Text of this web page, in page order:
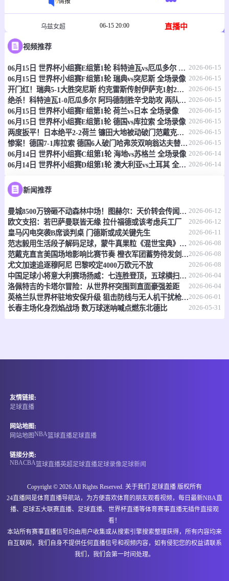
乌兹女超 06-15 20:00 直播中
塔什干火车头女足
情报
乌兹职联 06-15 20:30 直播中
费尔干纳FA 0 - 0 哈沃尔罕
情报
坦桑超 06-15 21:00 即将开始
福斯特FC
情报
坦桑超 06-15 21:00 即将开始
福斯特FC 0 - 0 科斯塔尔
情报
坦桑超 06-15 21:00 即将开始
阿达玛市
情报
06-15 21:00
斯塔德马利 0 - 0 马穆图凯恩中心
视频推荐
06月15日 世界杯小组赛E组第1轮 科特迪瓦vs厄瓜多尔 全场录像 2026-06-15
06月15日 世界杯小组赛F组第1轮 瑞典vs突尼斯 全场录像 2026-06-15
开门红！瑞典5-1大胜突尼斯 约克雷斯传射伊萨克1射2传阿亚里双响 2026-06-15
绝杀！科特迪瓦1-0厄瓜多尔 阿玛德制胜辛戈助攻 两队4中门框 2026-06-15
06月15日 世界杯小组赛F组第1轮 荷兰vs日本 全场录像 2026-06-15
06月15日 世界杯小组赛E组第1轮 德国vs库拉索 全场录像 2026-06-15
两度扳平！日本绝平2-2荷兰 镰田大地被动破门范戴克世界杯首球 2026-06-15
惨案！德国7-1库拉索 德国6人破门哈弗茨双响翁达夫替补1射2传 2026-06-15
06月14日 世界杯小组赛C组第1轮 海地vs苏格兰 全场录像 2026-06-14
06月14日 世界杯小组赛D组第1轮 澳大利亚vs土耳其 全场录像 2026-06-14
新闻推荐
曼城8500万镑砸不动森林中场！图赫尔：天价转会传闻反倒成了安德森的兴奋剂 2026-06-12
欧文支招：若巴萨曼联皆无缘 拉什福德或该考虑兵工厂 2026-06-12
皇马闪电突袭B席谈判桌 门德斯或成关键先生 2026-06-11
范志毅用生活段子解码足球，蒙牛真果粒《混世宝典》玩出新花样 2026-06-08
范戴克直言美国场地影响比赛节奏 橙衣军团蓄势待发剑指世界杯2026-06-08
尤文加速追逐穆阿尼 巴黎咬定4000万欧元不放 2026-06-08
中国足球小将意大利赛场扬威：七连胜登顶，五球横扫北欧豪门！ 2026-06-04
洛佩特吉的卡塔尔冒险：从世界杯突围到直面豪强差距 2026-06-04
英格兰队世界杯驻地安保升级 狙击防线与无人机干扰枪严阵以待2026-06-01
长春主场化身烈焰战场 数万球迷呐喊点燃东北德比 2026-05-31
友情链接:
足球直播
网站地图:
网站地图NBA篮球直播足球直播
链接分类:
NBACBA篮球直播英超 足球直播足球录像 足球新闻
Copyright © 2026.All Rights Reserved. 关于我们 足球直播 版权所有
24直播网是体育直播导航站，为方便喜欢体育的朋友观看视频，每日最新NBA直
播、足球五大联赛直播、足球直播、世界杯直播等体育赛事直播无插件直接观
看！
本站所有赛事直播信号均由用户收集或从搜索引擎搜索整理获得，所有内容均来
自互联网，我们自身不提供任何直播信号和视频内容，如有侵犯您的权益请联系
我们，我们会第一时间处理。